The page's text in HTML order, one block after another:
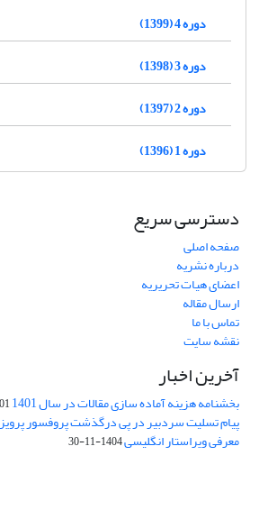
دوره 4 (1399)
دوره 3 (1398)
دوره 2 (1397)
دوره 1 (1396)
دسترسی سریع
صفحه اصلی
درباره نشریه
اعضای هیات تحریریه
ارسال مقاله
تماس با ما
نقشه سایت
آخرین اخبار
بخشنامه هزینه آماده سازی مقالات در سال 1401 29
پیام تسلیت سردبیر در پی درگذشت پروفسور
معرفی ویراستار انگلیسی1404-11-30